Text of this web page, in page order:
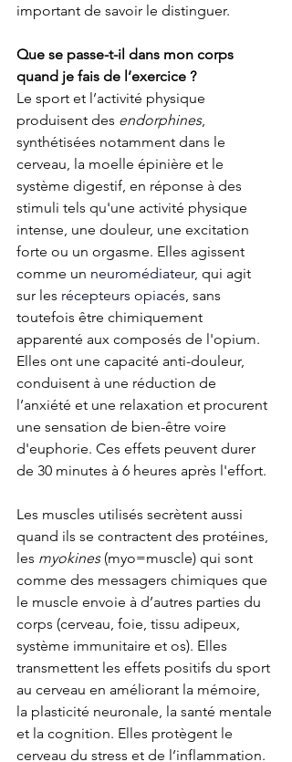
important de savoir le distinguer.
Que se passe-t-il dans mon corps
quand je fais de l’exercice ?
Le sport et l’activité physique
produisent des endorphines,
synthétisées notamment dans le
cerveau, la moelle épinière et le
système digestif, en réponse à des
stimuli tels qu'une activité physique
intense, une douleur, une excitation
forte ou un orgasme. Elles agissent
comme un neuromédiateur, qui agit
sur les récepteurs opiacés , sans
toutefois être chimiquement
apparenté aux composés de l'opium.
Elles ont une capacité anti-douleur,
conduisent à une réduction de
l’anxiété et une relaxation et procurent
une sensation de bien-être voire
d'euphorie. Ces effets peuvent durer
de 30 minutes à 6 heures après l'effort.
Les muscles utilisés secrètent aussi
quand ils se contractent des protéines,
les myokines (myo=muscle) qui sont
comme des messagers chimiques que
le muscle envoie à d’autres parties du
corps (cerveau, foie, tissu adipeux,
système immunitaire et os). Elles
transmettent les effets positifs du sport
au cerveau en améliorant la mémoire,
la plasticité neuronale, la santé mentale
et la cognition. Elles protègent le
cerveau du stress et de l’inflammation.